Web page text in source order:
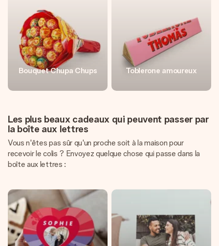
Bouquet Chupa Chups Toblerone amoureux
Les plus beaux cadeaux qui peuvent passer par
la boîte aux lettres
Vous n'êtes pas sûr qu'un proche soit à la maison pour
recevoir le colis ? Envoyez quelque chose qui passe dans la
boîte aux lettres :